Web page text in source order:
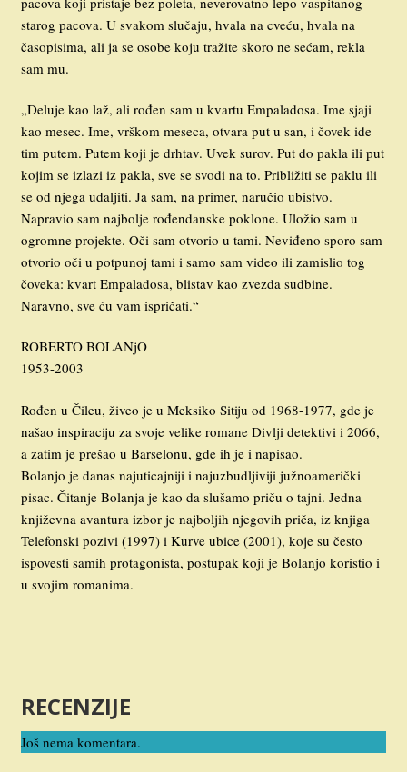
starog pacova. U svakom slučaju, hvala na cveću, hvala na
časopisima, ali ja se osobe koju tražite skoro ne sećam, rekla
sam mu.
„Deluje kao laž, ali rođen sam u kvartu Empaladosa. Ime sjaji
kao mesec. Ime, vrškom meseca, otvara put u san, i čovek ide
tim putem. Putem koji je drhtav. Uvek surov. Put do pakla ili put
kojim se izlazi iz pakla, sve se svodi na to. Približiti se paklu ili
se od njega udaljiti. Ja sam, na primer, naručio ubistvo.
Napravio sam najbolje rođendanske poklone. Uložio sam u
ogromne projekte. Oči sam otvorio u tami. Neviđeno sporo sam
otvorio oči u potpunoj tami i samo sam video ili zamislio tog
čoveka: kvart Empaladosa, blistav kao zvezda sudbine.
Naravno, sve ću vam ispričati.“
ROBERTO BOLANjO
1953-2003
Rođen u Čileu, živeo je u Meksiko Sitiju od 1968-1977, gde je
našao inspiraciju za svoje velike romane Divlji detektivi i 2066,
a zatim je prešao u Barselonu, gde ih je i napisao.
Bolanjo je danas najuticajniji i najuzbudljiviji južnoamerički
pisac. Čitanje Bolanja je kao da slušamo priču o tajni. Jedna
književna avantura izbor je najboljih njegovih priča, iz knjiga
Telefonski pozivi (1997) i Kurve ubice (2001), koje su često
ispovesti samih protagonista, postupak koji je Bolanjo koristio i
u svojim romanima.
RECENZIJE
Još nema komentara.